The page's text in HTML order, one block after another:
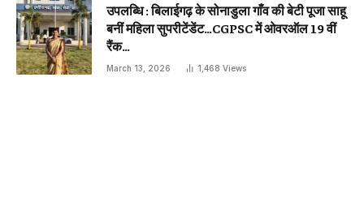
उपलब्धि : बिलाईगढ़ के सोनाडुला गाँव की बेटी पूजा साहू
बनीं महिला सुपरीटेंडेंट…CGPSC में ओवरऑल 19 वीं
रैंक…
March 13, 2026 1,468 Views